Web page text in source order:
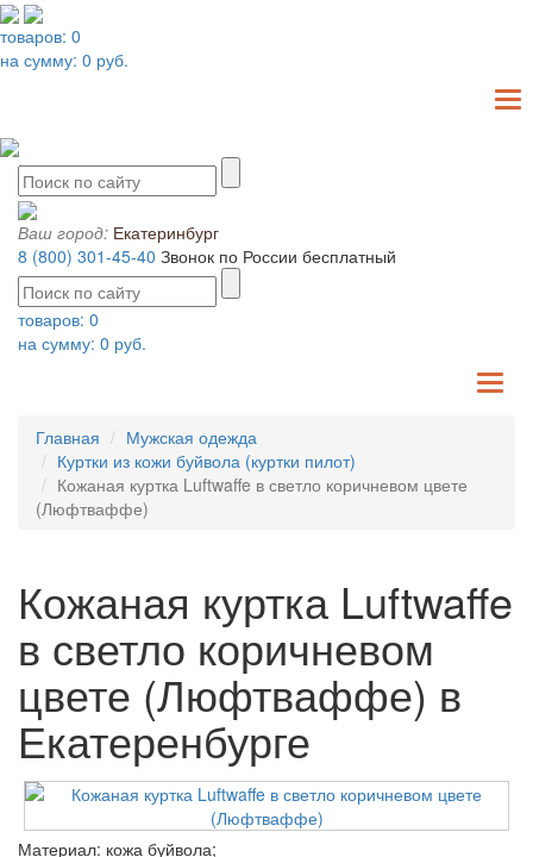
товаров: 0
на сумму: 0 руб.
Ваш город: Екатеринбург
8 (800) 301-45-40 Звонок по России бесплатный
товаров: 0
на сумму: 0 руб.
Главная
Мужская одежда
Куртки из кожи буйвола (куртки пилот)
Кожаная куртка Luftwaffe в светло коричневом цвете
(Люфтваффе)
Кожаная куртка Luftwaffe
в светло коричневом
цвете (Люфтваффе) в
Екатеренбурге
Материал: кожа буйвола;